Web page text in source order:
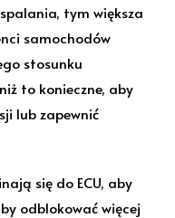
tym większa
samochodów
stosunku
to konieczne, aby
lub zapewnić
się do ECU, aby
odblokować więcej